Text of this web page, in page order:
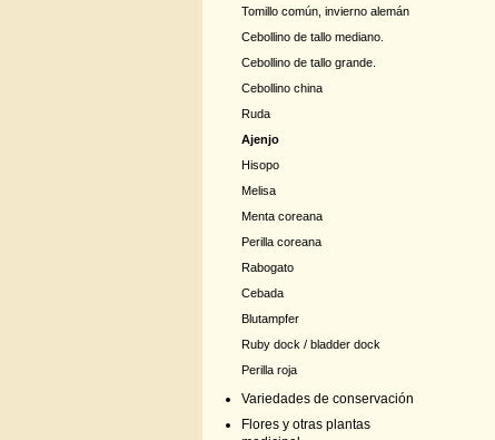
Tomillo común, invierno alemán
Cebollino de tallo mediano.
Cebollino de tallo grande.
Cebollino china
Ruda
Ajenjo
Hisopo
Melisa
Menta coreana
Perilla coreana
Rabogato
Cebada
Blutampfer
Ruby dock / bladder dock
Perilla roja
Variedades de conservación
Flores y otras plantas